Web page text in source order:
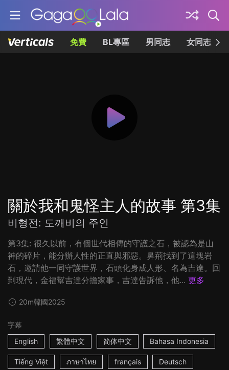
免費 BL專區 男同志 女同志
關於我和鬼怪主人的故事 第3集
비형전: 도깨비의 주인
第3集: 很久以前，有個世代相傳的守護之石，被認為是山
神的碎片，能分辦人性的正直與邪惡。鼻荊找到了這塊岩
石，邀請他一同守護世界，石頭化身成人形、名為吉達。回
到現代，金福幫吉達分擔家事，吉達告訴他，他... 更多
20m韓國2025
字幕
English
繁體中文 简体中文 Bahasa Indonesia
Tiếng Việt ภาษาไทย français Deutsch